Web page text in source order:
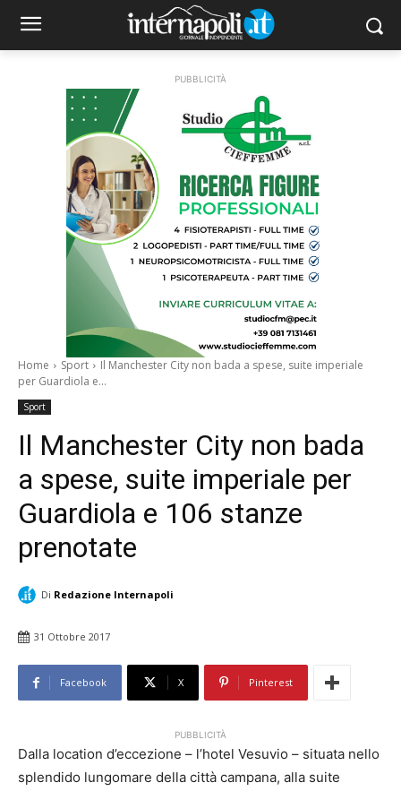
PUBBLICITÀ
Home Sport
Il Manchester City non bada a spese, suite imperiale
per Guardiola e...
Sport
Il Manchester City non bada
a spese, suite imperiale per
Guardiola e 106 stanze
prenotate
Di Redazione Internapoli
31 Ottobre 2017
Facebook X Pinterest
PUBBLICITÀ
Dalla location d’eccezione – l’hotel Vesuvio – situata nello
splendido lungomare della città campana, alla suite